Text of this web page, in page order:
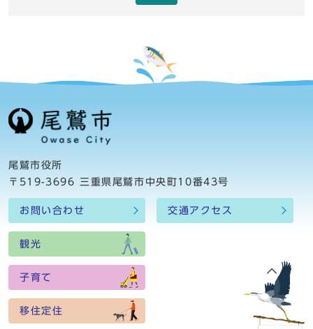
尾鷲市役所
〒519-3696 三重県尾鷲市中央町10番43号
お問い合わせ 交通アクセス
観光
子育て
移住定住